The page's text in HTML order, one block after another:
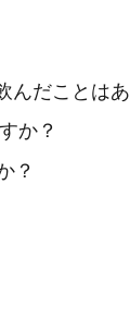
んだことは
か？
？